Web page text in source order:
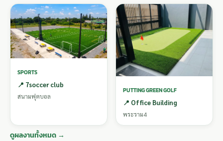
SPORTS
📍 7soccer club
สนามฟุตบอล
PUTTING GREEN GOLF
📍 Office Building
พระราม4
ดูผลงานทั้งหมด →